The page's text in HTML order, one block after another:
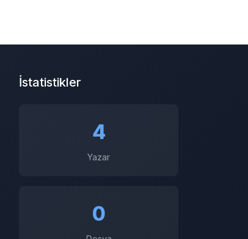
İstatistikler
4
Yazar
0